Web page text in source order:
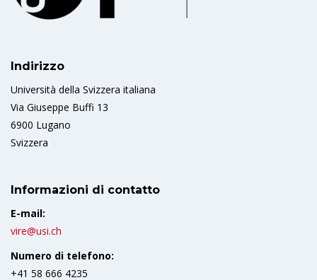
Indirizzo
Università della Svizzera italiana
Via Giuseppe Buffi 13
6900 Lugano
Svizzera
Informazioni di contatto
E-mail:
vire@usi.ch
Numero di telefono:
+41 58 666 4235